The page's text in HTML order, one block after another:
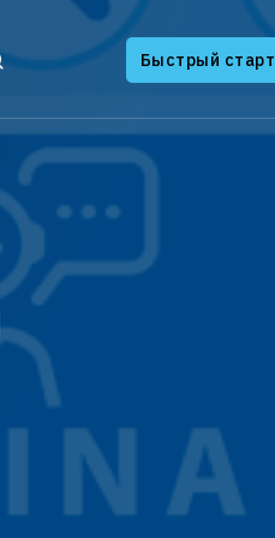
поддержка
Быстрый старт